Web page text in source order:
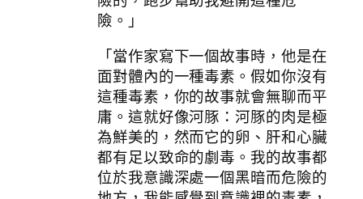
險。」
「當作家寫下一個故事時，他是在
面對體內的一種毒素。假如你沒有
這種毒素，你的故事就會無聊而平
庸。這就好像河豚：河豚的肉是極
為鮮美的，然而它的卵、肝和心臟
都有足以致命的劇毒。我的故事都
位於我意識深處一個黑暗而危險的